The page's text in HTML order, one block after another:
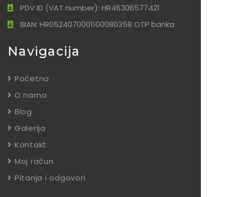
PDV ID (VAT number): HR46306577421
IBAN: HR0524070001100080358 OTP banka
Navigacija
Početna
O nama
Blog
Galerija
Kontakt
Moj račun
Pitanja i odgovori